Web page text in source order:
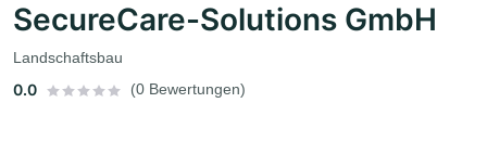
SecureCare-Solutions GmbH
Landschaftsbau
0.0 (0 Bewertungen)